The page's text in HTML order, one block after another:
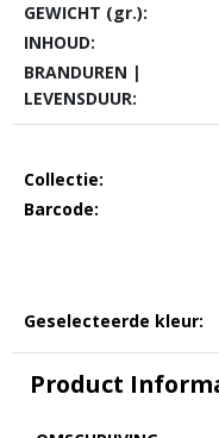
GEWICHT (gr.):
INHOUD:
BRANDUREN |
LEVENSDUUR:
Collectie:
Barcode:
Geselecteerde kleur:
Product